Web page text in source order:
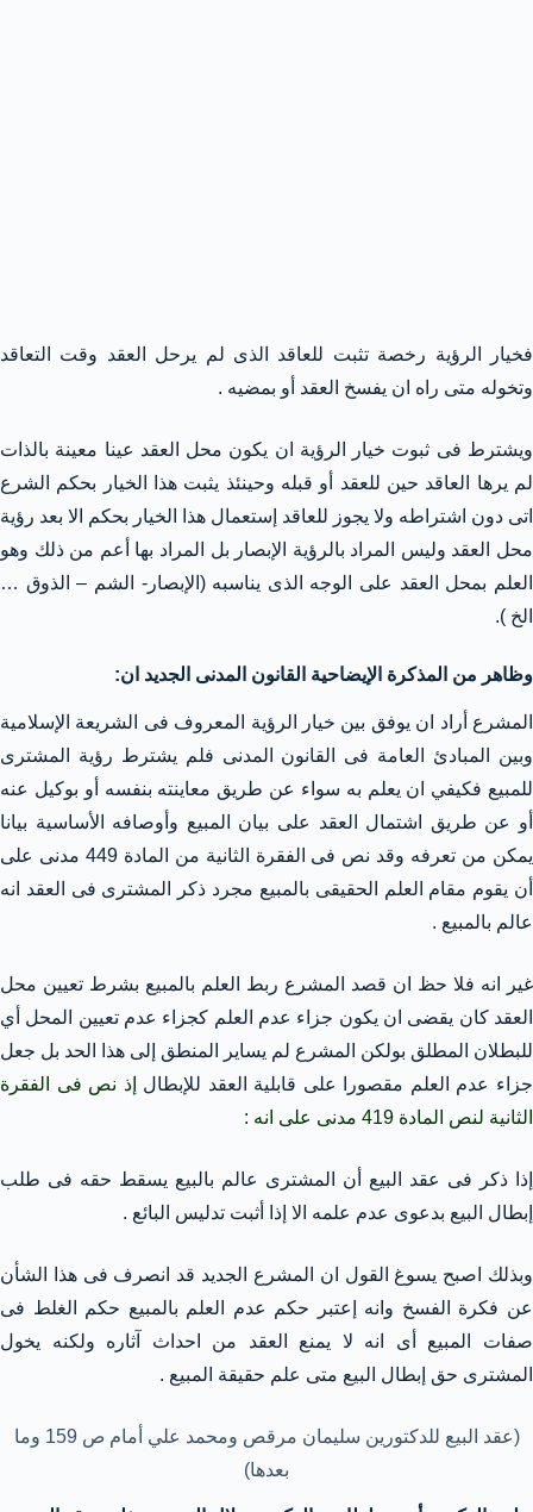
فخيار الرؤية رخصة تثبت للعاقد الذى لم يرحل العقد وقت التعاقد
وتخوله متى راه ان يفسخ العقد أو بمضيه .
ويشترط فى ثبوت خيار الرؤية ان يكون محل العقد عينا معينة بالذات
لم يرها العاقد حين للعقد أو قبله وحينئذ يثبت هذا الخيار بحكم الشرع
اتى دون اشتراطه ولا يجوز للعاقد إستعمال هذا الخيار بحكم الا بعد رؤية
محل العقد وليس المراد بالرؤية الإبصار بل المراد بها أعم من ذلك وهو
العلم بمحل العقد على الوجه الذى يناسبه (الإبصار- الشم – الذوق …
الخ ).
وظاهر من المذكرة الإيضاحية القانون المدنى الجديد ان:
المشرع أراد ان يوفق بين خيار الرؤية المعروف فى الشريعة الإسلامية
وبين المبادئ العامة فى القانون المدنى فلم يشترط رؤية المشترى
للمبيع فكيفي ان يعلم به سواء عن طريق معاينته بنفسه أو بوكيل عنه
أو عن طريق اشتمال العقد على بيان المبيع وأوصافه الأساسية بيانا
يمكن من تعرفه وقد نص فى الفقرة الثانية من المادة 449 مدنى على
أن يقوم مقام العلم الحقيقى بالمبيع مجرد ذكر المشترى فى العقد انه
عالم بالمبيع .
غير انه فلا حظ ان قصد المشرع ربط العلم بالمبيع بشرط تعيين محل
العقد كان يقضى ان يكون جزاء عدم العلم كجزاء عدم تعيين المحل أي
للبطلان المطلق بولكن المشرع لم يساير المنطق إلى هذا الحد بل جعل
جزاء عدم العلم مقصورا على قابلية العقد للإبطال إذ نص فى الفقرة
الثانية لنص المادة 419 مدنى على انه :
إذا ذكر فى عقد البيع أن المشترى عالم بالبيع يسقط حقه فى طلب
إبطال البيع بدعوى عدم علمه الا إذا أثبت تدليس البائع .
وبذلك اصبح يسوغ القول ان المشرع الجديد قد انصرف فى هذا الشأن
عن فكرة الفسخ وانه إعتبر حكم عدم العلم بالمبيع حكم الغلط فى
صفات المبيع أى انه لا يمنع العقد من احداث آثاره ولكنه يخول
المشترى حق إبطال البيع متى علم حقيقة المبيع .
(عقد البيع للدكتورين سليمان مرقص ومحمد علي أمام ص 159 وما
بعدها)